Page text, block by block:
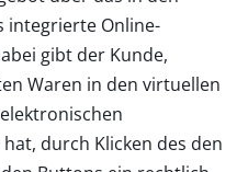
integrierte Online-
gibt der Kunde,
Waren in den virtuellen
durch Klicken des den